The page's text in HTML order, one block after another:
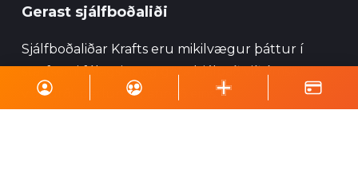
Gerast sjálfboðaliði
Sjálfboðaliðar Krafts eru mikilvægur þáttur í
starfsemi félagsins og geta hjálpað við ýmsa
viðburði, perlun og annað eins.